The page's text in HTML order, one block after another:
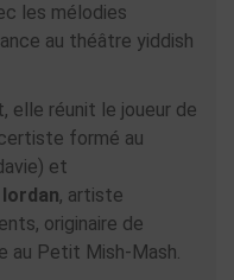
les mélodies
au théâtre yiddish
elle réunit le joueur de
formé au
et
, artiste
originaire de
au Petit Mish-Mash.